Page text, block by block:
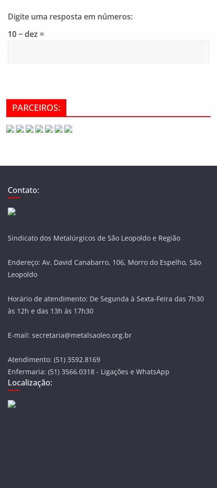
Digite uma resposta em números:
10 − dez =
PARCEIROS:
Contato:
Sindicato dos Metalúrgicos de São Leopoldo e Região
Endereço: Av. David Canabarro, 106, Morro do Espelho, São
Leopoldo
Horário de atendimento: De Segunda à Sexta-Feira das 7h30
às 12h e das 13h às 17h30
E-mail: secretaria@metalsaoleo.org.br
Atendimento: (51) 3592.8169
Enfermaria: (51) 3566.0318 - Ligações e WhatsApp
Localização: